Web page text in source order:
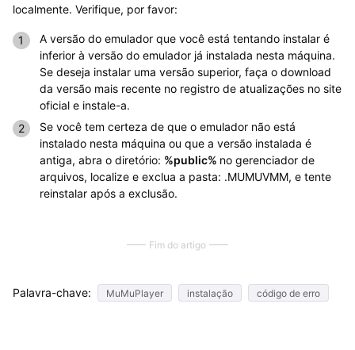
localmente. Verifique, por favor:
A versão do emulador que você está tentando instalar é
inferior à versão do emulador já instalada nesta máquina.
Se deseja instalar uma versão superior, faça o download
da versão mais recente no registro de atualizações no site
oficial e instale-a.
Se você tem certeza de que o emulador não está
instalado nesta máquina ou que a versão instalada é
antiga, abra o diretório: %public% no gerenciador de
arquivos, localize e exclua a pasta: .MUMUVMM, e tente
reinstalar após a exclusão.
Fim do artigo
Palavra-chave: MuMuPlayer instalação código de erro